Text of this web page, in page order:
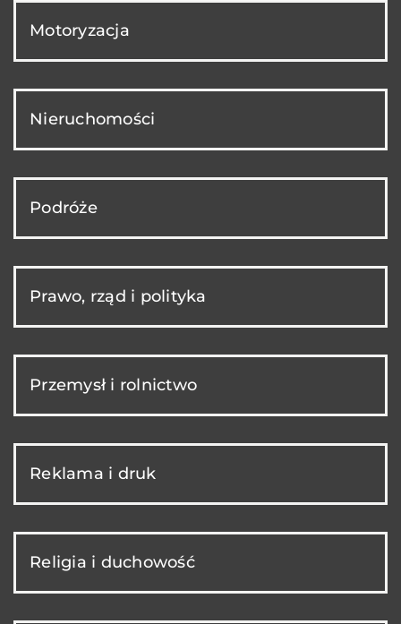
Motoryzacja
Nieruchomości
Podróże
Prawo, rząd i polityka
Przemysł i rolnictwo
Reklama i druk
Religia i duchowość